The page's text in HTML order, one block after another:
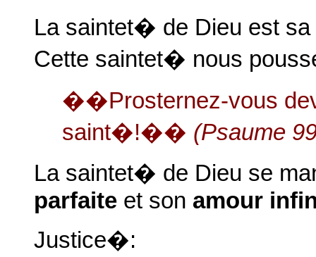
La saintet� de Dieu est
Cette saintet� nous
��Prosternez-vous
saint�!�� (Psaume
La saintet� de Dieu se
parfaite et son amour
Justice�: